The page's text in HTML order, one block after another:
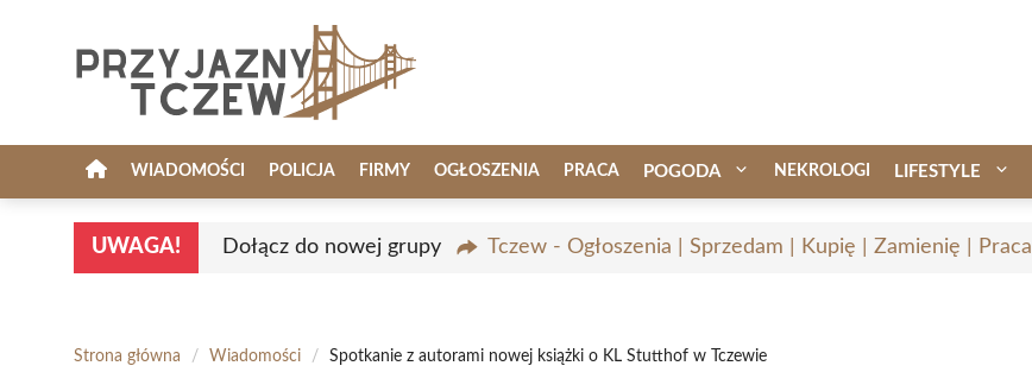
WIADOMOŚCI POLICJA FIRMY OGŁOSZENIA PRACA POGODA NEKROLOGI LIFESTYLE
UWAGA! Dołącz do nowej grupy Tczew - Ogłoszenia | Sprzedam | Kupię | Zamienię | Praca
Strona główna / Wiadomości / Spotkanie z autorami nowej książki o KL Stutthof w Tczewie